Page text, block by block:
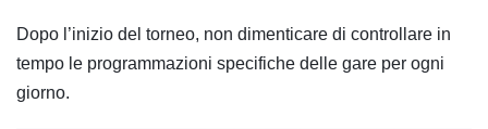
Dopo l’inizio del torneo, non dimenticare di controllare in
tempo le programmazioni specifiche delle gare per ogni
giorno.